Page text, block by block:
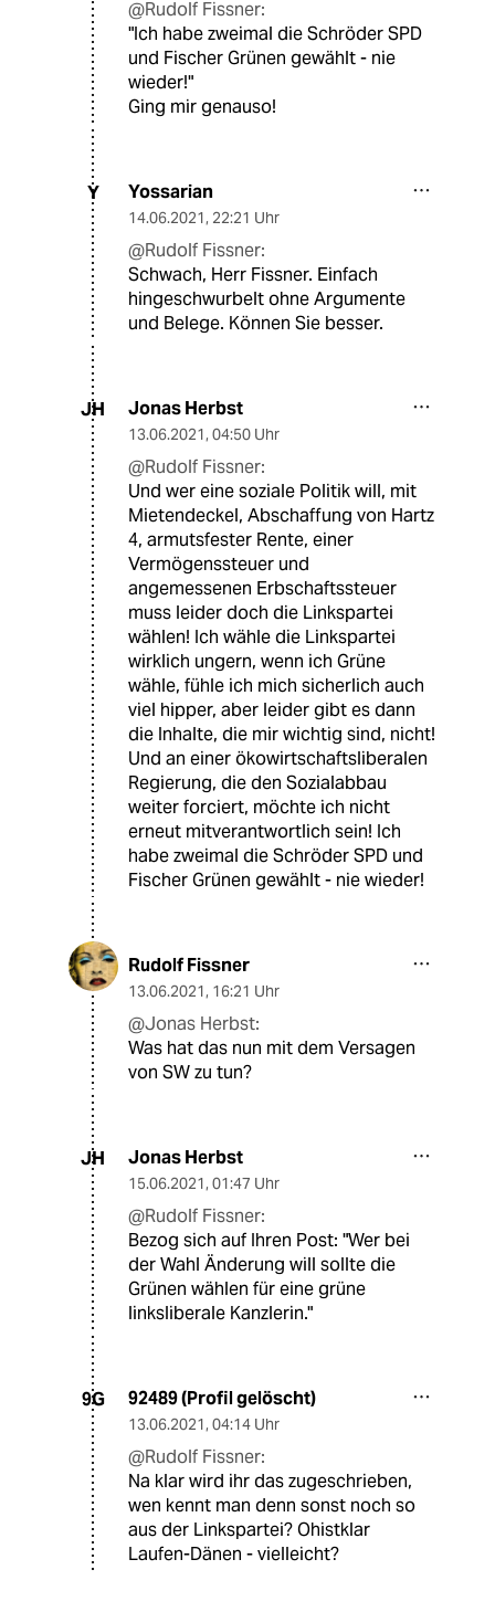
@Rudolf Fissner:
"Ich habe zweimal die Schröder SPD
und Fischer Grünen gewählt - nie
wieder!"
Ging mir genauso!
Y Yossarian
14.06.2021, 22:21 Uhr
@Rudolf Fissner:
Schwach, Herr Fissner. Einfach
hingeschwurbelt ohne Argumente
und Belege. Können Sie besser.
JH Jonas Herbst
13.06.2021, 04:50 Uhr
@Rudolf Fissner:
Und wer eine soziale Politik will, mit
Mietendeckel, Abschaffung von Hartz
4, armutsfester Rente, einer
Vermögenssteuer und
angemessenen Erbschaftssteuer
muss leider doch die Linkspartei
wählen! Ich wähle die Linkspartei
wirklich ungern, wenn ich Grüne
wähle, fühle ich mich sicherlich auch
viel hipper, aber leider gibt es dann
die Inhalte, die mir wichtig sind, nicht!
Und an einer ökowirtschaftsliberalen
Regierung, die den Sozialabbau
weiter forciert, möchte ich nicht
erneut mitverantwortlich sein! Ich
habe zweimal die Schröder SPD und
Fischer Grünen gewählt - nie wieder!
Rudolf Fissner
13.06.2021, 16:21 Uhr
@Jonas Herbst:
Was hat das nun mit dem Versagen
von SW zu tun?
JH Jonas Herbst
15.06.2021, 01:47 Uhr
@Rudolf Fissner:
Bezog sich auf Ihren Post: "Wer bei
der Wahl Änderung will sollte die
Grünen wählen für eine grüne
linksliberale Kanzlerin."
9G 92489 (Profil gelöscht)
13.06.2021, 04:14 Uhr
@Rudolf Fissner:
Na klar wird ihr das zugeschrieben,
wen kennt man denn sonst noch so
aus der Linkspartei? Ohistklar
Laufen-Dänen - vielleicht?